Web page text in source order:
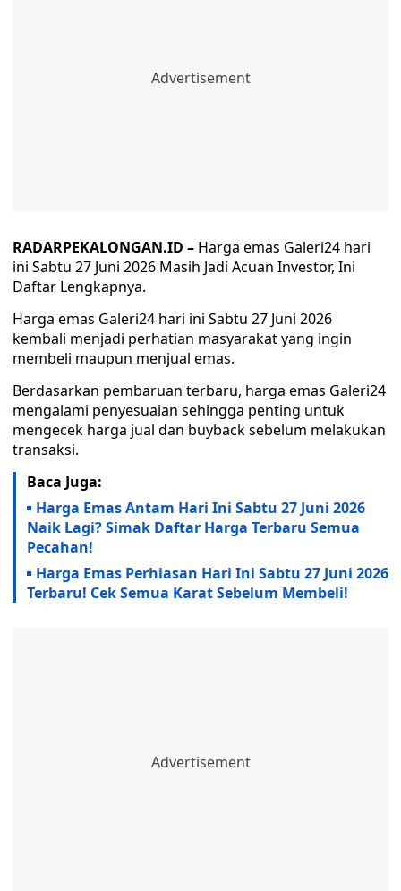
RADARPEKALONGAN.ID – Harga emas Galeri24 hari
ini Sabtu 27 Juni 2026 Masih Jadi Acuan Investor, Ini
Daftar Lengkapnya.
Harga emas Galeri24 hari ini Sabtu 27 Juni 2026
kembali menjadi perhatian masyarakat yang ingin
membeli maupun menjual emas.
Berdasarkan pembaruan terbaru, harga emas Galeri24
mengalami penyesuaian sehingga penting untuk
mengecek harga jual dan buyback sebelum melakukan
transaksi.
Baca Juga:
Harga Emas Antam Hari Ini Sabtu 27 Juni 2026
Naik Lagi? Simak Daftar Harga Terbaru Semua
Pecahan!
Harga Emas Perhiasan Hari Ini Sabtu 27 Juni 2026
Terbaru! Cek Semua Karat Sebelum Membeli!